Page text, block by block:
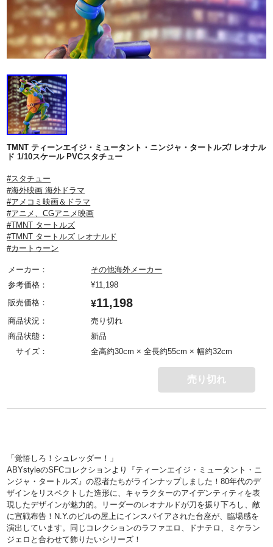
TMNT ティーンエイジ・ミュータント・ニンジャ・タートルズ/ レオナル
ド 1/10スケール PVCスタチュー
#スタチュー
#海外映画 海外ドラマ
#アメコミ映画＆ドラマ
#アニメ、CGアニメ映画
#TMNT タートルズ
#TMNT タートルズ レオナルド
#カートゥーン
メーカー：
その他海外メーカー
参考価格：
¥11,198
販売価格：
¥11,198
商品状況：
売り切れ
商品状態：
新品
サイズ：
全高約30cm × 全長約55cm × 幅約32cm
売り切れ
「覚悟しろ！シュレッダー！」
ABYstyleのSFCコレクションより『ティーンエイジ・ミュータント・ニ
ンジャ・タートルズ』の忍者たちがラインナップしました！80年代のデ
ザインをリスペクトした造形に、キャラクターのアイデンティティを表
現したデザインが魅力的。リーダーのレオナルドが刀を振り下ろし、敵
に宣戦布告！N.Y.のビルの屋上にインスパイアされた台座が、臨場感を
演出しています。同じコレクションのラファエロ、ドナテロ、ミケラン
ジェロと合わせて飾りたいシリーズ！